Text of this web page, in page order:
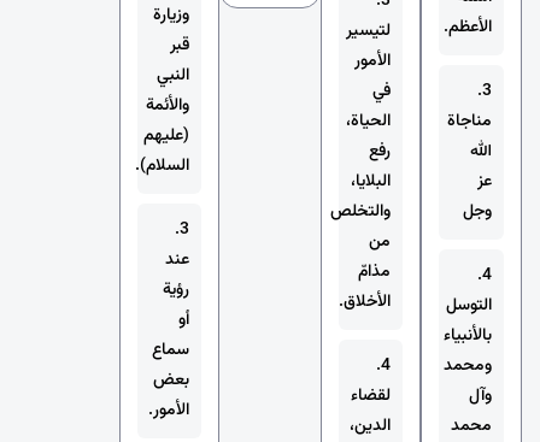
الأعظم.
3.
مناجاة
الله
عز
وجل
4.
التوسل
بالأنبياء
ومحمد
وآل
محمد
لتيسير
الأمور
في
الحياة،
رفع
البلايا،
والتخلص
من
مذامّ
الأخلاق.
4.
لقضاء
الدين،
وزيارة
قبر
النبي
والأئمة
(عليهم
السلام).
3.
عند
رؤية
أو
سماع
بعض
الأمور.